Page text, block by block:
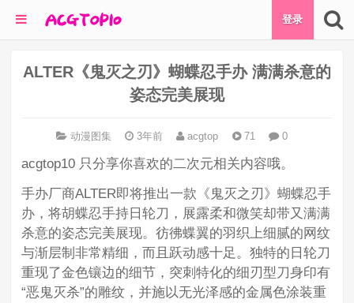
登录
ALTER《鬼灭之刃》蝴蝶忍手办 满满杀意的
姿态完美展现
动漫图集 3年前 acgtop 71 0
acgtop10 只分享你喜欢的二次元相关内容哦。
手办厂商ALTER即将推出一款《鬼灭之刃》蝴蝶忍手
办，将胡蝶忍手持日轮刀，展露柔和微笑却带又满满
杀意的姿态完美展现。彷彿蝶翼的羽织上细腻的网纹
与渐层制非常精细，而且跃动感十足。独特的日轮刀
重现了金色镶边的细节，突刺特化的细刃型刀身印有
“恶鬼灭杀”的雕纹，并施以无光泽感的金属色涂装重